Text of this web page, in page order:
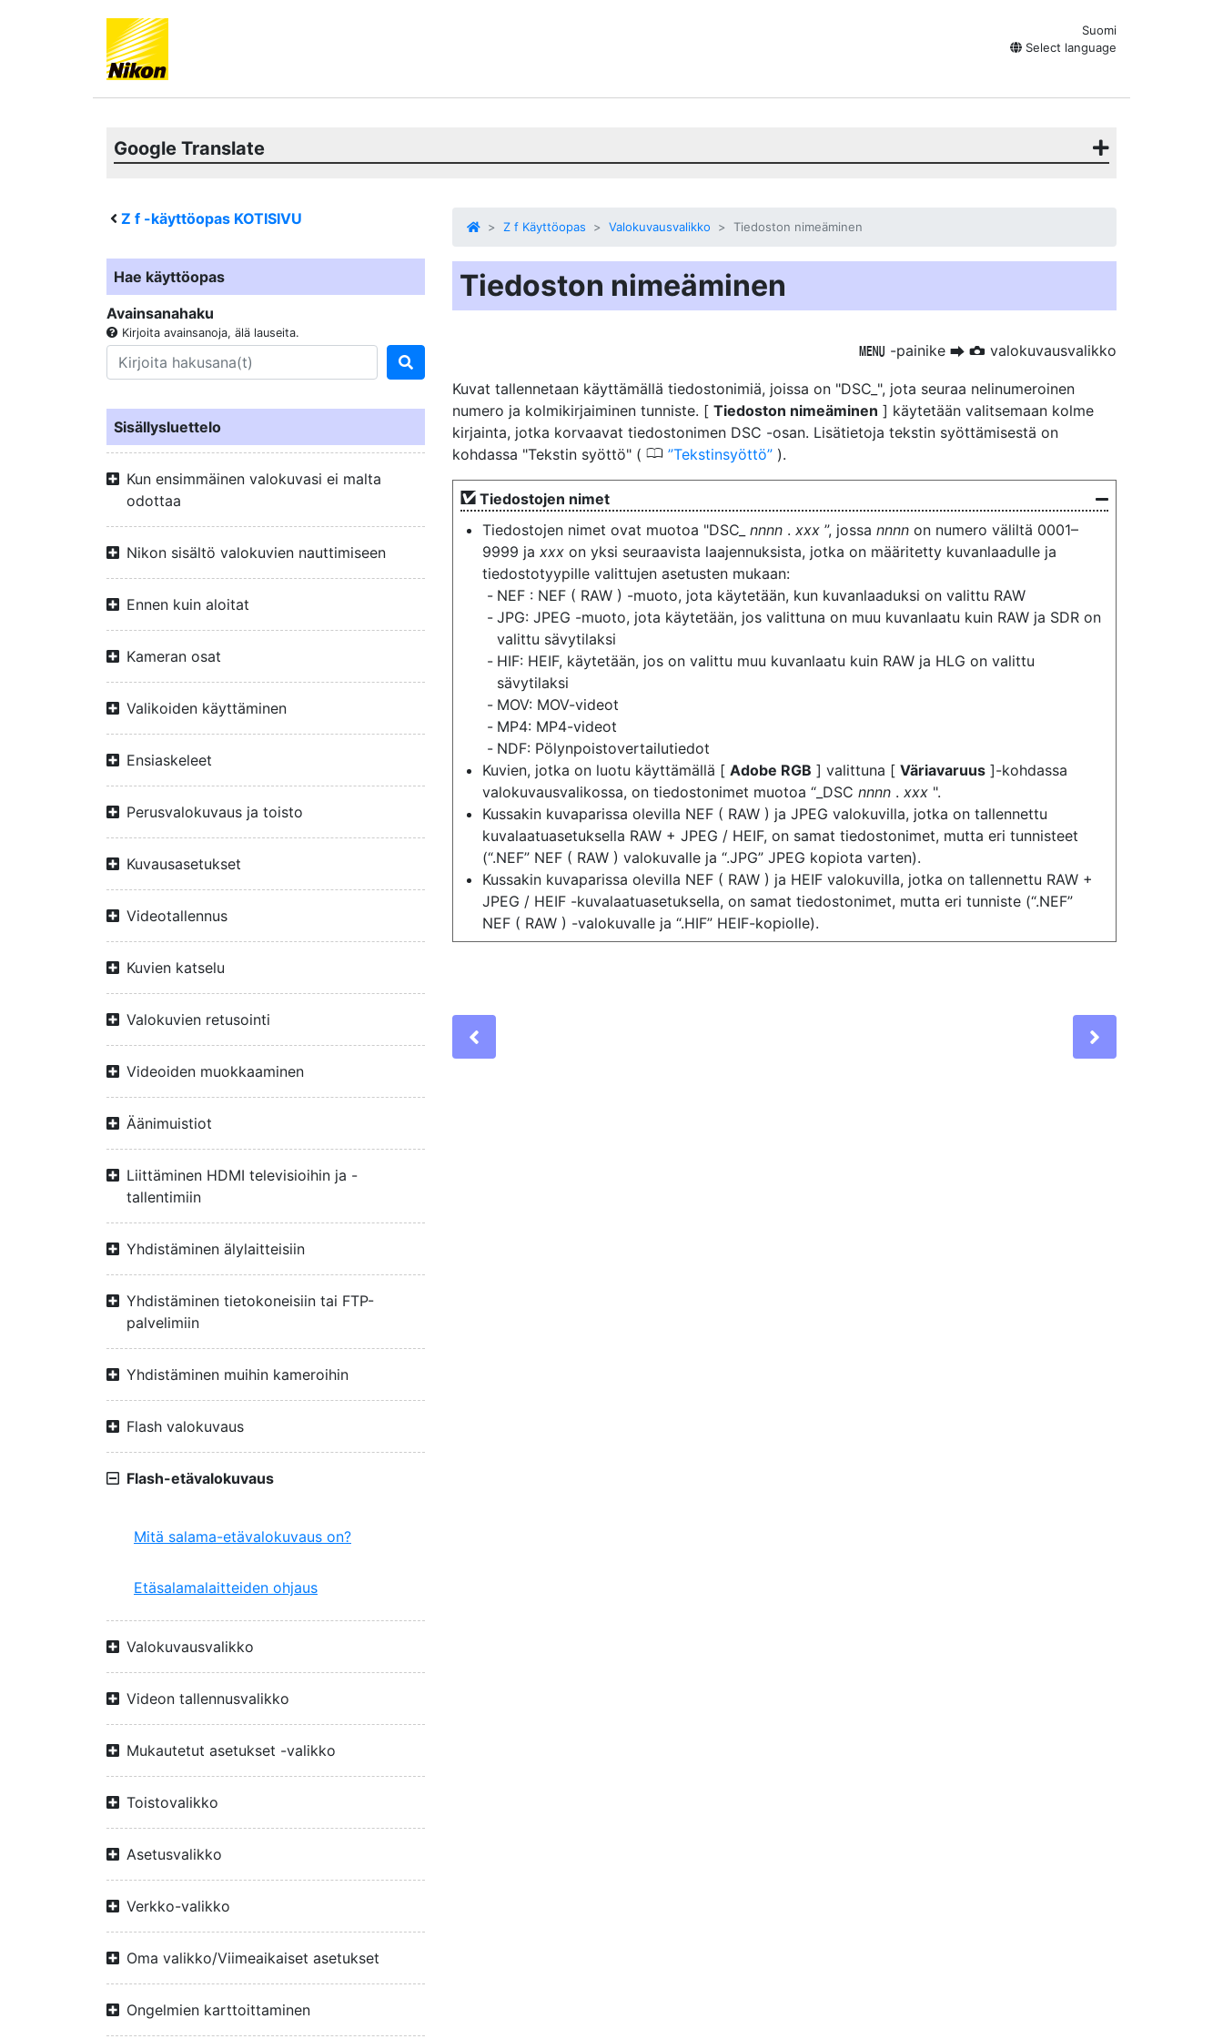
Suomi
Select language
Google Translate
Z f -käyttöopas KOTISIVU
Hae käyttöopas
Avainsanahaku
Kirjoita avainsanoja, älä lauseita.
Sisällysluettelo
Kun ensimmäinen valokuvasi ei malta
odottaa
Nikon sisältö valokuvien nauttimiseen
Ennen kuin aloitat
Kameran osat
Valikoiden käyttäminen
Ensiaskeleet
Perusvalokuvaus ja toisto
Kuvausasetukset
Videotallennus
Kuvien katselu
Valokuvien retusointi
Videoiden muokkaaminen
Äänimuistiot
Liittäminen HDMI televisioihin ja -
tallentimiin
Yhdistäminen älylaitteisiin
Yhdistäminen tietokoneisiin tai FTP-
palvelimiin
Yhdistäminen muihin kameroihin
Flash valokuvaus
Flash-etävalokuvaus
Mitä salama-etävalokuvaus on?
Etäsalamalaitteiden ohjaus
Valokuvausvalikko
Videon tallennusvalikko
Mukautetut asetukset -valikko
Toistovalikko
Asetusvalikko
Verkko-valikko
Oma valikko/Viimeaikaiset asetukset
Ongelmien karttoittaminen
Z f Käyttöopas Valokuvausvalikko Tiedoston nimeäminen
Tiedoston nimeäminen
G -painike U C valokuvausvalikko
Kuvat tallennetaan käyttämällä tiedostonimiä, joissa on "DSC_", jota seuraa nelinumeroinen
numero ja kolmikirjaiminen tunniste. [ Tiedoston nimeäminen ] käytetään valitsemaan kolme
kirjainta, jotka korvaavat tiedostonimen DSC -osan. Lisätietoja tekstin syöttämisestä on
kohdassa "Tekstin syöttö" ( 0 Tekstinsyöttö ).
Tiedostojen nimet
Tiedostojen nimet ovat muotoa "DSC_ nnnn . xxx ”, jossa nnnn on numero väliltä 0001–
9999 ja xxx on yksi seuraavista laajennuksista, jotka on määritetty kuvanlaadulle ja
tiedostotyypille valittujen asetusten mukaan:
NEF : NEF ( RAW ) -muoto, jota käytetään, kun kuvanlaaduksi on valittu RAW
JPG: JPEG -muoto, jota käytetään, jos valittuna on muu kuvanlaatu kuin RAW ja SDR on
valittu sävytilaksi
HIF: HEIF, käytetään, jos on valittu muu kuvanlaatu kuin RAW ja HLG on valittu
sävytilaksi
MOV: MOV-videot
MP4: MP4-videot
NDF: Pölynpoistovertailutiedot
Kuvien, jotka on luotu käyttämällä [ Adobe RGB ] valittuna [ Väriavaruus ]-kohdassa
valokuvausvalikossa, on tiedostonimet muotoa “_DSC nnnn . xxx ".
Kussakin kuvaparissa olevilla NEF ( RAW ) ja JPEG valokuvilla, jotka on tallennettu
kuvalaatuasetuksella RAW + JPEG / HEIF, on samat tiedostonimet, mutta eri tunnisteet
(“.NEF” NEF ( RAW ) valokuvalle ja “.JPG” JPEG kopiota varten).
Kussakin kuvaparissa olevilla NEF ( RAW ) ja HEIF valokuvilla, jotka on tallennettu RAW +
JPEG / HEIF -kuvalaatuasetuksella, on samat tiedostonimet, mutta eri tunniste (“.NEF”
NEF ( RAW ) -valokuvalle ja “.HIF” HEIF-kopiolle).